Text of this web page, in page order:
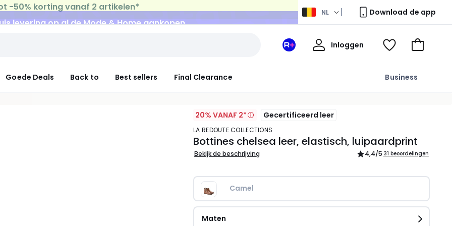
leveringop al de Mode & Home aankopen NL Download de app
Goede Deals Back to Best sellers Final Clearance Business
Mijn
Inloggen
Mijn
Kijk
Naar
20% VANAF 2* Gecertificeerd leer
LA REDOUTE COLLECTIONS
Bottines chelsea leer, elastisch, luipaardprint
Bekijk de beschrijving 4,4/5 31 beoordelingen
Camel
Maten